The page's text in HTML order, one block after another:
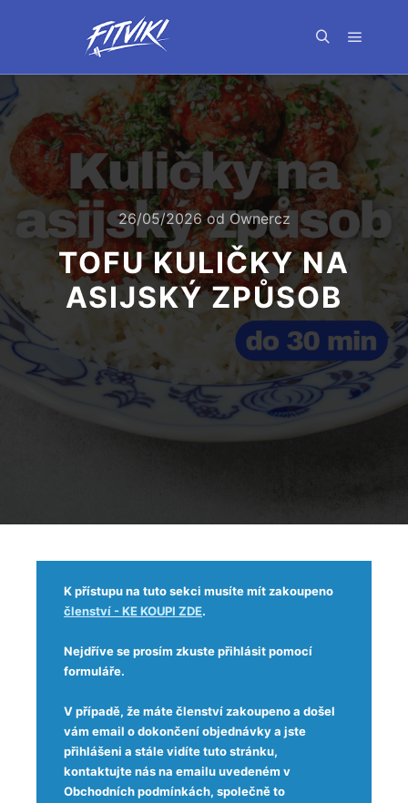
26/05/2026odOwnercz
TOFU KULIČKY NA
ASIJSKÝ ZPŮSOB
K přístupu na tuto sekci musíte mít zakoupeno
členství - KE KOUPI ZDE.
Nejdříve se prosím zkuste přihlásit pomocí
formuláře.
V případě, že máte členství zakoupeno a došel
vám email o dokončení objednávky a jste
přihlášeni a stále vidíte tuto stránku,
kontaktujte nás na emailu uvedeném v
Obchodních podmínkách, společně to